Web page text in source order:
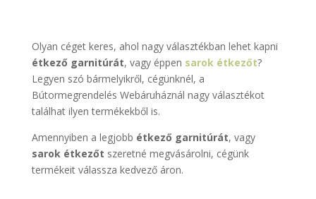
Olyan céget keres, ahol nagy választékban lehet kapni
étkező garnitúrát, vagy éppen sarok étkezőt?
Legyen szó bármelyikről, cégünknél, a
Bútormegrendelés Webáruháznál nagy választékot
találhat ilyen termékekből is.
Amennyiben a legjobb étkező garnitúrát, vagy
sarok étkezőt szeretné megvásárolni, cégünk
termékeit válassza kedvező áron.